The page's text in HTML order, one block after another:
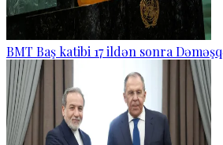
BMT Baş katibi 17 ildən sonra